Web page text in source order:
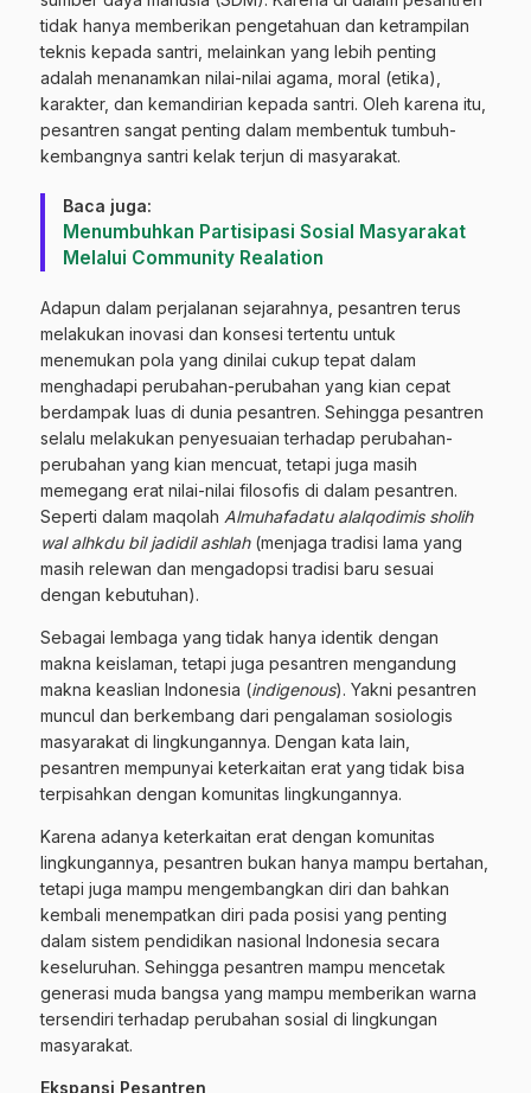
tidak hanya memberikan pengetahuan dan ketrampilan
teknis kepada santri, melainkan yang lebih penting
adalah menanamkan nilai-nilai agama, moral (etika),
karakter, dan kemandirian kepada santri. Oleh karena itu,
pesantren sangat penting dalam membentuk tumbuh-
kembangnya santri kelak terjun di masyarakat.
Baca juga:
Menumbuhkan Partisipasi Sosial Masyarakat
Melalui Community Realation
Adapun dalam perjalanan sejarahnya, pesantren terus
melakukan inovasi dan konsesi tertentu untuk
menemukan pola yang dinilai cukup tepat dalam
menghadapi perubahan-perubahan yang kian cepat
berdampak luas di dunia pesantren. Sehingga pesantren
selalu melakukan penyesuaian terhadap perubahan-
perubahan yang kian mencuat, tetapi juga masih
memegang erat nilai-nilai filosofis di dalam pesantren.
Seperti dalam maqolah Almuhafadatu alalqodimis sholih
wal alhkdu bil jadidil ashlah(menjaga tradisi lama yang
masih relewan dan mengadopsi tradisi baru sesuai
dengan kebutuhan).
Sebagai lembaga yang tidak hanya identik dengan
makna keislaman, tetapi juga pesantren mengandung
makna keaslian Indonesia (indigenous). Yakni pesantren
muncul dan berkembang dari pengalaman sosiologis
masyarakat di lingkungannya. Dengan kata lain,
pesantren mempunyai keterkaitan erat yang tidak bisa
terpisahkan dengan komunitas lingkungannya.
Karena adanya keterkaitan erat dengan komunitas
lingkungannya, pesantren bukan hanya mampu bertahan,
tetapi juga mampu mengembangkan diri dan bahkan
kembali menempatkan diri pada posisi yang penting
dalam sistem pendidikan nasional Indonesia secara
keseluruhan. Sehingga pesantren mampu mencetak
generasi muda bangsa yang mampu memberikan warna
tersendiri terhadap perubahan sosial di lingkungan
masyarakat.
Ekspansi Pesantren